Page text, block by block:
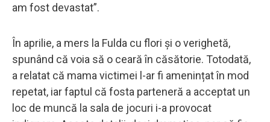
am fost devastat”.
În aprilie, a mers la Fulda cu flori și o verighetă,
spunând că voia să o ceară în căsătorie. Totodată,
a relatat că mama victimei l-ar fi amenințat în mod
repetat, iar faptul că fosta parteneră a acceptat un
loc de muncă la sala de jocuri i-a provocat